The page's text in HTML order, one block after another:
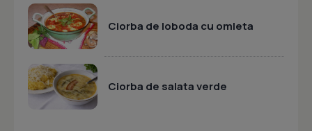
Ciorba de loboda cu omleta
Ciorba de salata verde